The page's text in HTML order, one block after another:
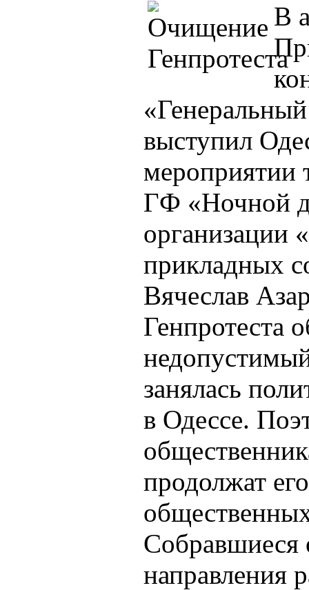
В
выступил
мероприятии
ГФ «Ночной
организации
прикладных
Вячеслав
Генпротеста
занялась
в Одессе.
продолжат
Собравшиеся
направления